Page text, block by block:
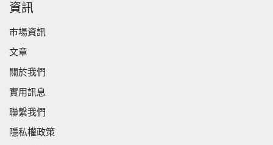
資訊
市場資訊
文章
關於我們
實用訊息
聯繫我們
隱私權政策